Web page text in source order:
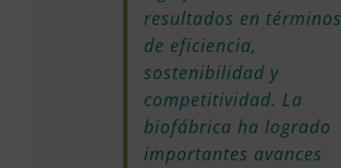
resultados en términos
de eficiencia,
sostenibilidad y
competitividad. La
biofábrica ha logrado
importantes avances